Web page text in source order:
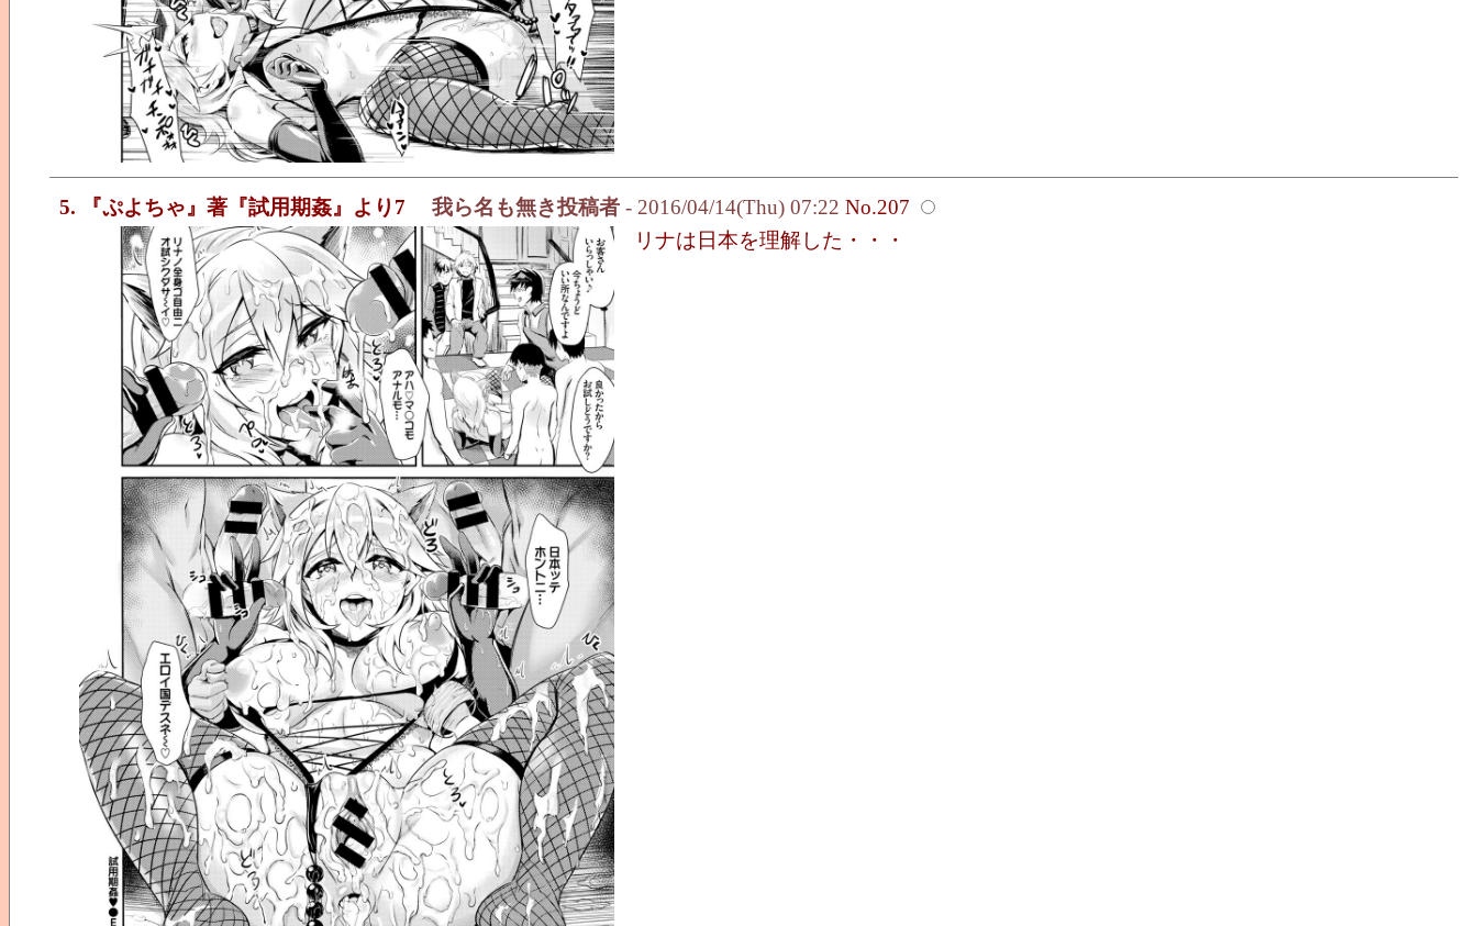
5. 『ぷよちゃ』著『試用期姦』より7 我ら名も無き投稿者 - 2016/04/14(Thu) 07:22 No.207
リナは日本を理解した・・・